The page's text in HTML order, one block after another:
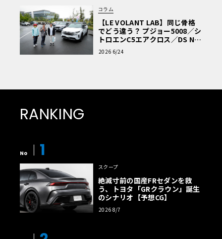
コラム
【LE VOLANT LAB】同じ骨格
でどう違う？ プジョー5008／シ
トロエンC5エアクロス／DS Nº4
読者一気乗りレポート
2026 6/24
RANKING
No 1
スクープ
絶滅寸前の国産FRセダンを救
う、トヨタ「GRクラウン」誕生
のシナリオ【予想CG】
2026 8/7